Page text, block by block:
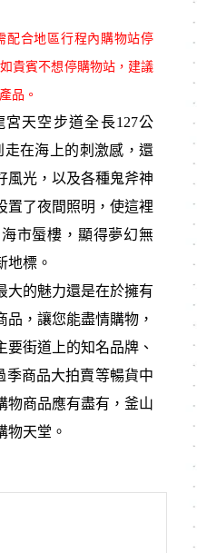
合地區行程內購物站停
貴賓不想停購物站，建議
品。
宮天空步道全長127公
走在海上的刺激感，還
風光，以及各種鬼斧神
置了夜間照明，使這裡
市蜃樓，顯得夢幻無
地標。
⼤的魅力還是在於擁有
，讓您能盡情購物，
街道上的知名品牌、
季商品⼤拍賣等暢貨中
物商品應有盡有，釜⼭
物天堂。